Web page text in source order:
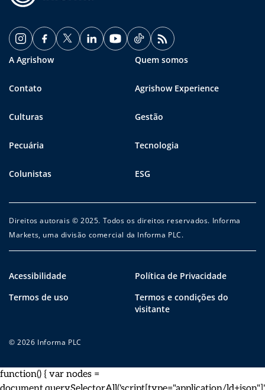
A Agrishow Quem somos
Contato Agrishow Experience
Culturas Gestão
Pecuária Tecnologia
Colunistas ESG
Direitos autorais © 2025. Todos os direitos reservados. Informa
Markets, uma divisão comercial da Informa PLC.
Acessibilidade
Política de Privacidade
Termos de uso
Termos e condições do
visitante
© 2026 Informa PLC
function() { var nodes =